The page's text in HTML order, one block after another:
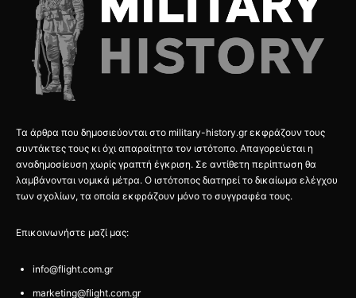
Τα άρθρα που δημοσιεύονται στο military-history.gr εκφράζουν τους
συντάκτες τους κι όχι απαραίτητα τον ιστότοπο. Απαγορεύεται η
αναδημοσίευση χωρίς γραπτή έγκριση. Σε αντίθετη περίπτωση θα
λαμβάνονται νομικά μέτρα. Ο ιστότοπος διατηρεί το δικαίωμα ελέγχου
των σχολίων, τα οποία εκφράζουν μόνο το συγγραφέα τους.
Επικοινωνήστε μαζί μας:
info@flight.com.gr
marketing@flight.com.gr